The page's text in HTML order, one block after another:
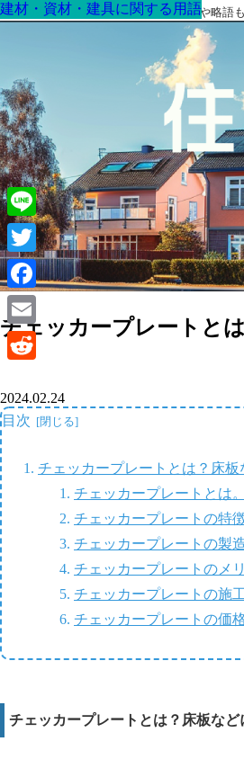
最高の家を作るための知識！専門用語や略語も
チェッカープレートと
建材・資材・建具に関する用語
2024.02.24
目次
チェッカープレートとは？床
チェッカープレートとは。
チェッカープレートの特
チェッカープレートの製
チェッカープレートのメ
チェッカープレートの施
チェッカープレートの価
チェッカープレートとは？床板など
建材・資材・建具に関する用語
建材・資材・建具に関する用語
建材・資材・建具に関する用語
建材・資材・建具に関する用語
建材・資材・建具に関する用語
建材・資材・建具に関する用語
Line
Twitter
Facebook
Email